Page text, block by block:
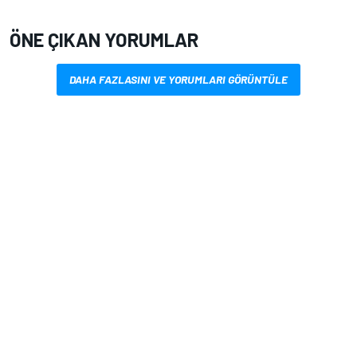
ÖNE ÇIKAN YORUMLAR
DAHA FAZLASINI VE YORUMLARI GÖRÜNTÜLE